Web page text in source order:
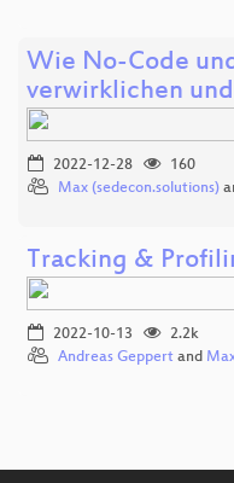
Wie No-Code
verwirklichen
2022-12-28
160
Max (sedecon.solutions)
Tracking &
2022-10-13
2.2k
Andreas Geppert and